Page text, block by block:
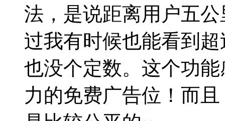
法，是说距离用户五
过我有时候也能看到
也没个定数。这个功
力的免费广告位！而